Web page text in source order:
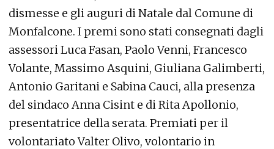
dismesse e gli auguri di Natale dal Comune di
Monfalcone. I premi sono stati consegnati dagli
assessori Luca Fasan, Paolo Venni, Francesco
Volante, Massimo Asquini, Giuliana Galimberti,
Antonio Garitani e Sabina Cauci, alla presenza
del sindaco Anna Cisint e di Rita Apollonio,
presentatrice della serata. Premiati per il
volontariato Valter Olivo, volontario in